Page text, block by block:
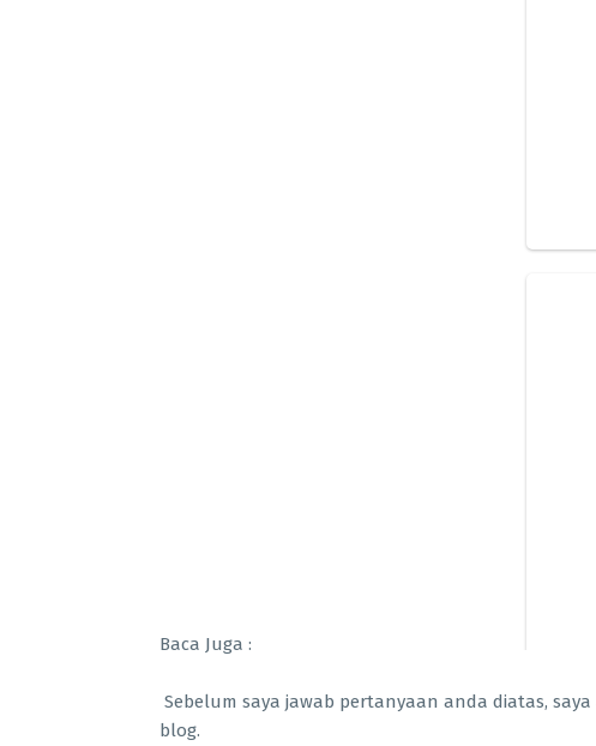
Baca Juga :
Sebelum saya jawab pertanyaan anda diatas,
blog.